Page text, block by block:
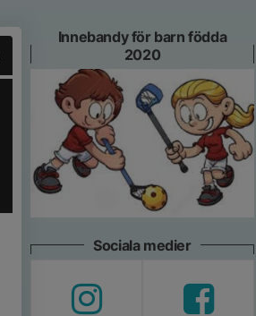
Innebandy för barn födda
2020
Sociala medier